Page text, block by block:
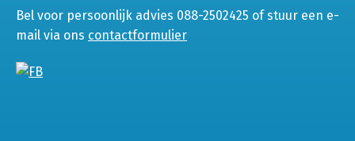
Bel voor persoonlijk advies 088-2502425 of stuur een e-
mail via ons contactformulier